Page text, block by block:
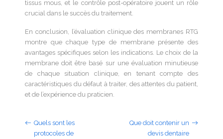
tissus mous, et le contrôle post-opératoire jouent un rôle
crucial dans le succès du traitement.
En conclusion, l’évaluation clinique des membranes RTG
montre que chaque type de membrane présente des
avantages spécifiques selon les indications. Le choix de la
membrane doit être basé sur une évaluation minutieuse
de chaque situation clinique, en tenant compte des
caractéristiques du défaut à traiter, des attentes du patient,
et de l’expérience du praticien.
Quels sont les
protocoles de
Que doit contenir un
devis dentaire